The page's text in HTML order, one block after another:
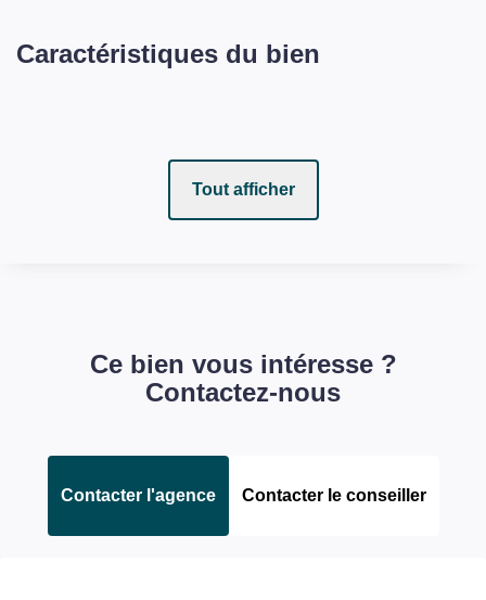
Caractéristiques du bien
Tout afficher
Ce bien vous intéresse ?
Contactez-nous
Contacter l'agence Contacter le conseiller